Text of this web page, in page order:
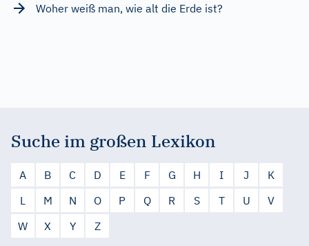
Woher weiß man, wie alt die Erde ist?
Suche im großen Lexikon
A B C D E F G H I J
K
L
M N O P Q R S T U
V
W
X Y Z